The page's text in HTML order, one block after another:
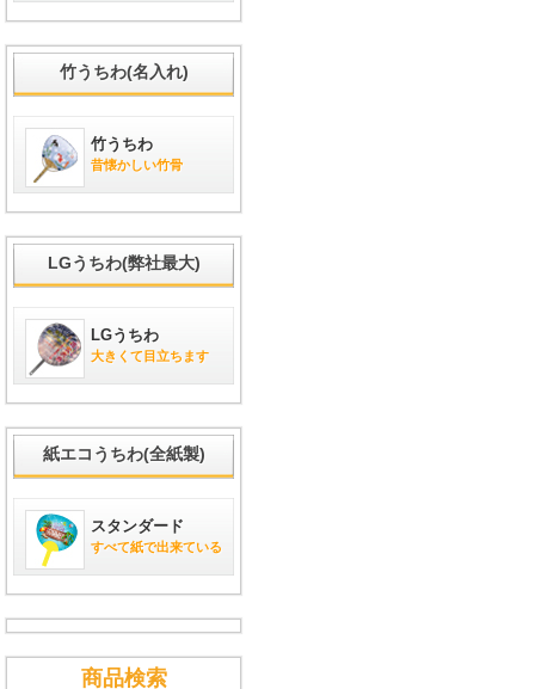
竹うちわ(名入れ)
竹うちわ
昔懐かしい竹骨
LGうちわ(弊社最大)
LGうちわ
大きくて目立ちます
紙エコうちわ(全紙製)
スタンダード
すべて紙で出来ている
商品検索